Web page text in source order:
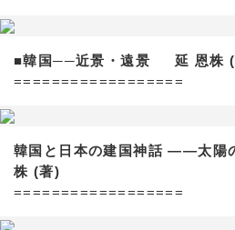
■韓国──近景・遠景 延 恩株
==================
韓国と日本の建国神話 ——太
株 (著)
==================